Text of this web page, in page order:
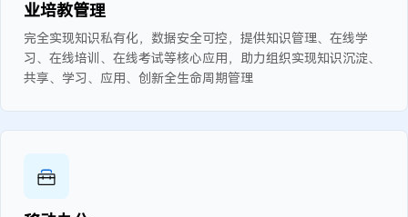
业培教管理
完全实现知识私有化，数据安全可控，提供知识管理、在线学
习、在线培训、在线考试等核心应用，助力组织实现知识沉淀、
共享、学习、应用、创新全生命周期管理